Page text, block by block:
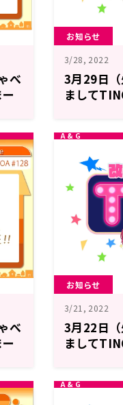
べ
お知らせ
3/28, 2022
3月29日
まして
べ
お知らせ
3/21, 2022
3月22日
まして